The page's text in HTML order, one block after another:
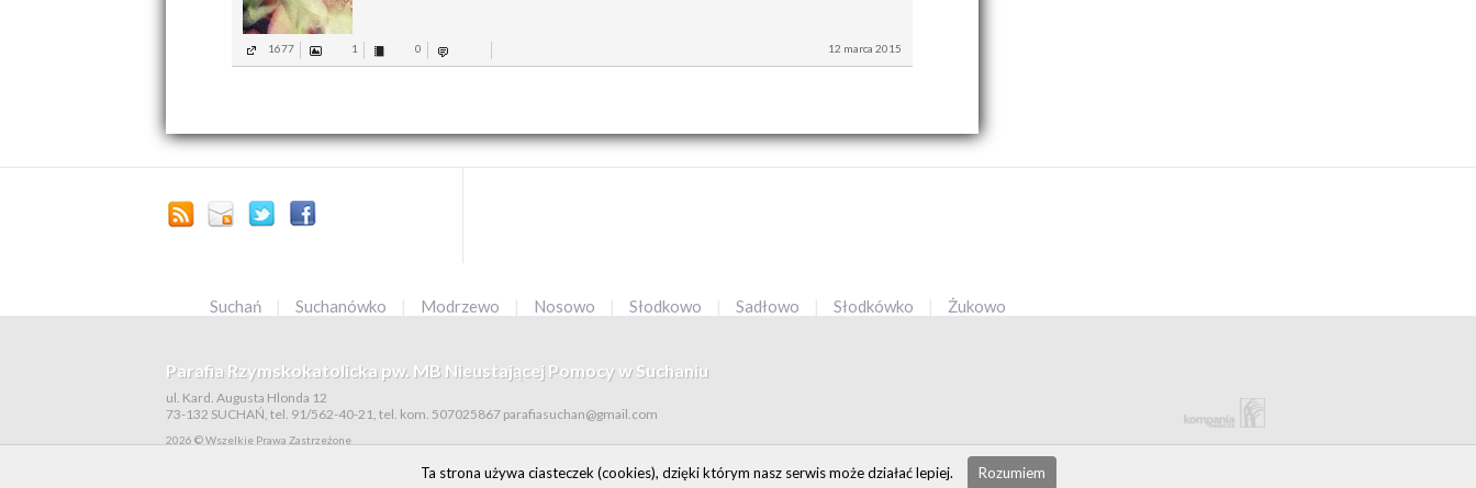
1677 1 0 12 marca 2015
Suchań | Suchanówko | Modrzewo | Nosowo | Słodkowo | Sadłowo | Słodkówko | Żukowo
Parafia Rzymskokatolicka pw. MB Nieustającej Pomocy w Suchaniu
ul. Kard. Augusta Hlonda 12
73-132 SUCHAŃ, tel. 91/562-40-21, tel. kom. 507025867 parafiasuchan@gmail.com
2026 © Wszelkie Prawa Zastrzeżone
Ta strona używa ciasteczek (cookies), dzięki którym nasz serwis może działać lepiej. Rozumiem